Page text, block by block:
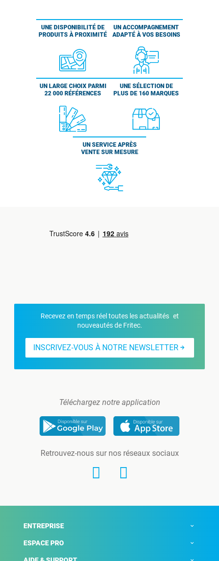
UNE DISPONIBILITÉ DE
PRODUITS À PROXIMITÉ
UN ACCOMPAGNEMENT
ADAPTÉ À VOS BESOINS
UN LARGE CHOIX PARMI
22 000 RÉFÉRENCES
UNE SÉLECTION DE
PLUS DE 160 MARQUES
UN SERVICE APRÈS
VENTE SUR MESURE
Recevez en temps réel toutes les actualités et
nouveautés de Fritec.
INSCRIVEZ-VOUS À NOTRE NEWSLETTER
Téléchargez notre application
Retrouvez-nous sur nos réseaux sociaux
ENTREPRISE
ESPACE PRO